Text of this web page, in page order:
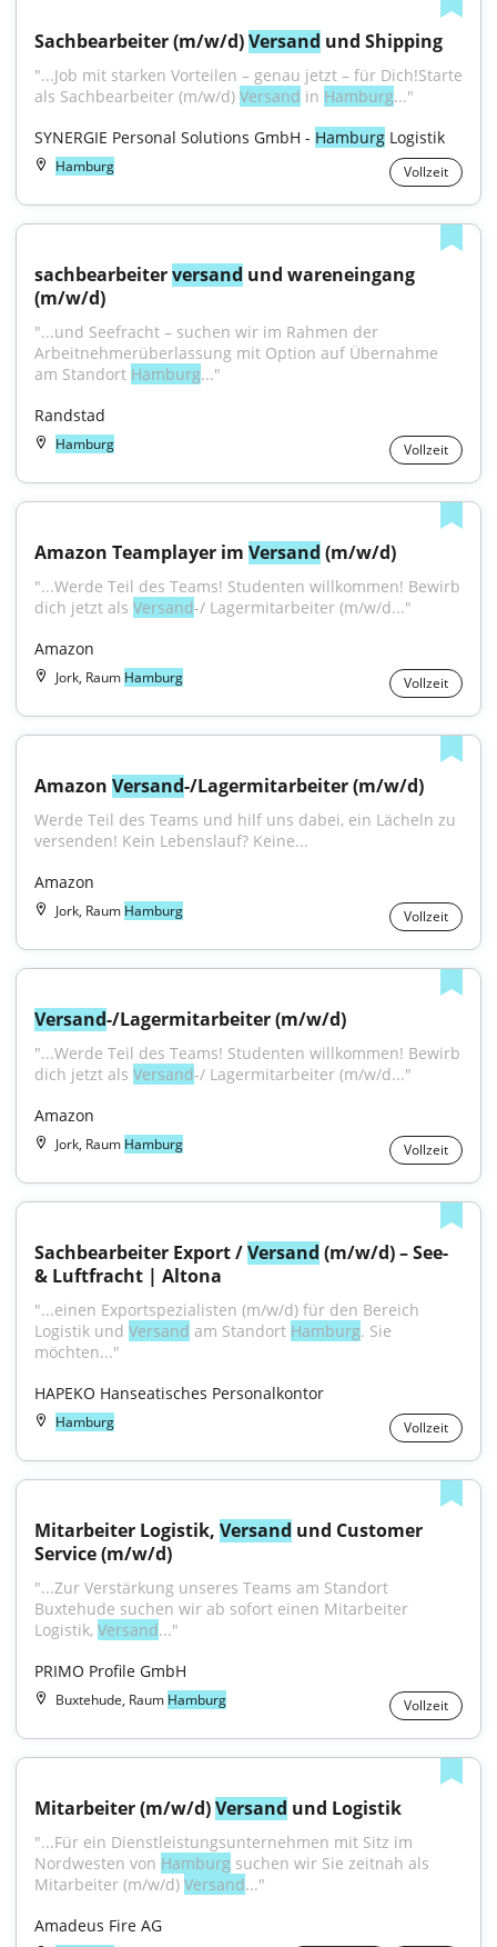
Sachbearbeiter (m/w/d) Versand und Shipping
"...Job mit starken Vorteilen – genau jetzt – für Dich!Starte
als Sachbearbeiter (m⁠/⁠w⁠/⁠d) Versand in Hamburg..."
SYNERGIE Personal Solutions GmbH - Hamburg Logistik
Hamburg Vollzeit
sachbearbeiter versand und wareneingang
(m/w/d)
"...und Seefracht – suchen wir im Rahmen der
Arbeitnehmerüberlassung mit Option auf Übernahme
am Standort Hamburg..."
Randstad
Hamburg Vollzeit
Amazon Teamplayer im Versand (m/w/d)
"...Werde Teil des Teams! Studenten willkommen! Bewirb
dich jetzt als Versand-/ Lagermitarbeiter (m/w/d..."
Amazon
Jork, Raum Hamburg Vollzeit
Amazon Versand-/Lagermitarbeiter (m/w/d)
Werde Teil des Teams und hilf uns dabei, ein Lächeln zu
versenden! Kein Lebenslauf? Keine...
Amazon
Jork, Raum Hamburg Vollzeit
Versand-/Lagermitarbeiter (m/w/d)
"...Werde Teil des Teams! Studenten willkommen! Bewirb
dich jetzt als Versand-/ Lagermitarbeiter (m/w/d..."
Amazon
Jork, Raum Hamburg Vollzeit
Sachbearbeiter Export / Versand (m/w/d) – See-
& Luftfracht | Altona
"...einen Exportspezialisten (m/w/d) für den Bereich
Logistik und Versand am Standort Hamburg. Sie
möchten..."
HAPEKO Hanseatisches Personalkontor
Hamburg Vollzeit
Mitarbeiter Logistik, Versand und Customer
Service (m/w/d)
"...Zur Verstärkung unseres Teams am Standort
Buxtehude suchen wir ab sofort einen Mitarbeiter
Logistik, Versand..."
PRIMO Profile GmbH
Buxtehude, Raum Hamburg Vollzeit
Mitarbeiter (m/w/d) Versand und Logistik
"...Für ein Dienstleistungsunternehmen mit Sitz im
Nordwesten von Hamburg suchen wir Sie zeitnah als
Mitarbeiter (m/w/d) Versand..."
Amadeus Fire AG